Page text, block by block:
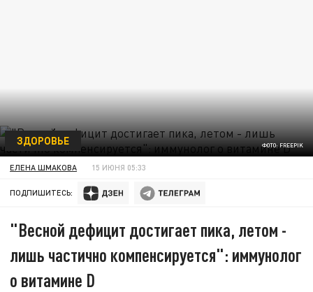
ФОТО: FREEPIK
ЗДОРОВЬЕ
ЕЛЕНА ШМАКОВА 15 ИЮНЯ 05:33
ПОДПИШИТЕСЬ:
"Весной дефицит достигает пика, летом -
лишь частично компенсируется": иммунолог
о витамине D